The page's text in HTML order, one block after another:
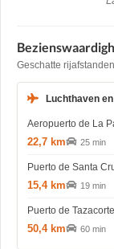
Geschatte
Luchthaven
Aeropuerto de La
22,7 km 25 min
Puerto de Santa
15,4 km 19 min
Puerto de Tazacorte
50,4 km 60 min